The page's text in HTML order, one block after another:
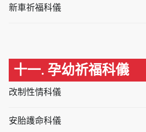
新車祈福科儀
十一. 孕幼祈福科儀
改制性情科儀
安胎護命科儀